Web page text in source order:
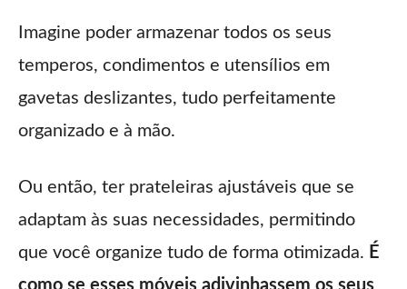
Imagine poder armazenar todos os seus
temperos, condimentos e utensílios em
gavetas deslizantes, tudo perfeitamente
organizado e à mão.
Ou então, ter prateleiras ajustáveis que se
adaptam às suas necessidades, permitindo
que você organize tudo de forma otimizada. É
como se esses móveis adivinhassem os seus